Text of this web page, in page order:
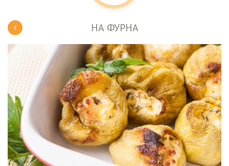
НА ФУРНА